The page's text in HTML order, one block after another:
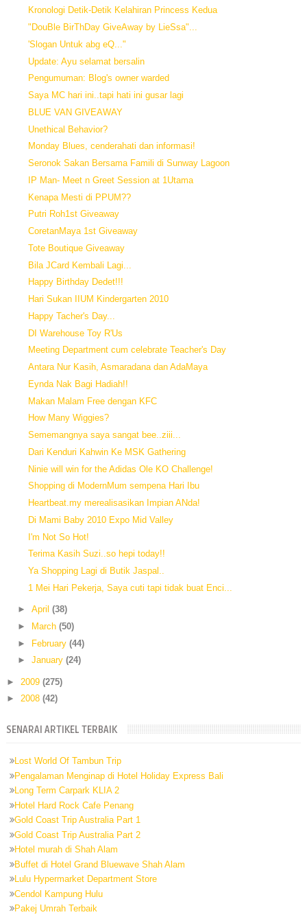
Kronologi Detik-Detik Kelahiran Princess Kedua
"DouBle BirThDay GiveAway by LieSsa"...
'Slogan Untuk abg eQ..."
Update: Ayu selamat bersalin
Pengumuman: Blog's owner warded
Saya MC hari ini..tapi hati ini gusar lagi
BLUE VAN GIVEAWAY
Unethical Behavior?
Monday Blues, cenderahati dan informasi!
Seronok Sakan Bersama Famili di Sunway Lagoon
IP Man- Meet n Greet Session at 1Utama
Kenapa Mesti di PPUM??
Putri Roh1st Giveaway
CoretanMaya 1st Giveaway
Tote Boutique Giveaway
Bila JCard Kembali Lagi...
Happy Birthday Dedet!!!
Hari Sukan IIUM Kindergarten 2010
Happy Tacher's Day...
DI Warehouse Toy R'Us
Meeting Department cum celebrate Teacher's Day
Antara Nur Kasih, Asmaradana dan AdaMaya
Eynda Nak Bagi Hadiah!!
Makan Malam Free dengan KFC
How Many Wiggies?
Sememangnya saya sangat bee..ziii...
Dari Kenduri Kahwin Ke MSK Gathering
Ninie will win for the Adidas Ole KO Challenge!
Shopping di ModernMum sempena Hari Ibu
Heartbeat.my merealisasikan Impian ANda!
Di Mami Baby 2010 Expo Mid Valley
I'm Not So Hot!
Terima Kasih Suzi..so hepi today!!
Ya Shopping Lagi di Butik Jaspal..
1 Mei Hari Pekerja, Saya cuti tapi tidak buat Enci...
► April (38)
►
March (50)
► February (44)
► January (24)
► 2009 (275)
► 2008 (42)
SENARAI ARTIKEL TERBAIK
Lost World Of Tambun Trip
Pengalaman Menginap di Hotel Holiday Express Bali
Long Term Carpark KLIA 2
Hotel Hard Rock Cafe Penang
Gold Coast Trip Australia Part 1
Gold Coast Trip Australia Part 2
Hotel murah di Shah Alam
Buffet di Hotel Grand Bluewave Shah Alam
Lulu Hypermarket Department Store
Cendol Kampung Hulu
Pakej Umrah Terbaik